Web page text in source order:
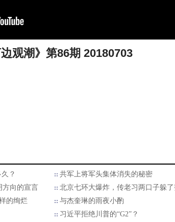
边观潮》第86期 20180703
？
共军上将军头集体消失的秘密
方向的宣言
北京七环大爆炸，传老习两口子躲
的绚烂
与杰奎琳的雨夜小酌
习近平拒绝川普的“G2”？